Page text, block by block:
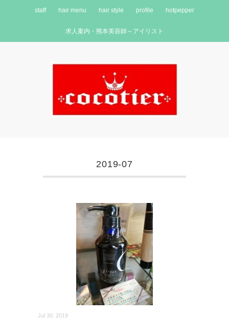
staff hair menu hair style profile hotpepper
求人案内・熊本美容師～アイリスト
2019-07
Jul 30, 2019